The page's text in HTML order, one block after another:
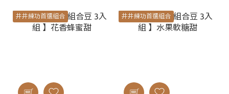
井井練功首選組合 井井練功首選組合